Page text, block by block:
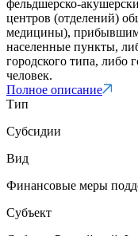
фельдшерско-
центров (отделений)
медицины), прибывшим
населенные пункты,
городского типа, либо
человек.
Полное описание
Тип
Субсидии
Вид
Финансовые меры
Субъект